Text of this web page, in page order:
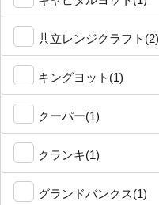
共立レンジクラフト(2)
キングヨット(1)
クーパー(1)
クランキ(1)
グランドバンクス(1)